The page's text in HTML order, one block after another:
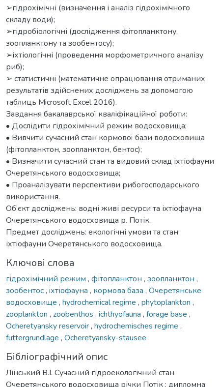
➢гідрохімічні (визначення і аналіз гідрохімічного
складу води);
➢гідробіологічні (дослідження фітопланктону,
зоопланктону та зообентосу);
➢іхтіологічні (проведення морфометричного аналізу
риб);
➢ статистичні (математичне опрацювання отриманих
результатів здійснених досліджень за допомогою
таблиць Microsoft Excel 2016).
Завдання бакалаврської кваліфікаційної роботи:
• Дослідити гідрохімічний режим водосховища;
• Вивчити сучасний стан кормової бази водосховища
(фітопланктон, зоопланктон, бентос);
• Визначити сучасний стан та видовий склад іхтіофауни
Очеретянського водосховища;
• Проаналізувати перспективи рибогосподарського
використання.
Об’єкт досліджень: водні живі ресурси та іхтіофауна
Очеретянського водосховища р. Потік.
Предмет досліджень: екологічні умови та стан
іхтіофауни Очеретянського водосховища.
Ключові слова
гідрохімічний режим , фітопланктон , зоопланктон ,
зообентос, iхтіофaунa , кормова база , Очеретянське
водосховище , hydrochemical regime , phytoplankton ,
zooplankton , zoobenthos , ichthyofauna , forage base ,
Ocheretyansky reservoir, hydrochemisches regime ,
futtergrundlage , Ocheretyansky-stausee
Бібліографічний опис
Лінський В.І. Сучасний гідроекологічний стан
Очеретянського водосховища річки Потік : дипломна